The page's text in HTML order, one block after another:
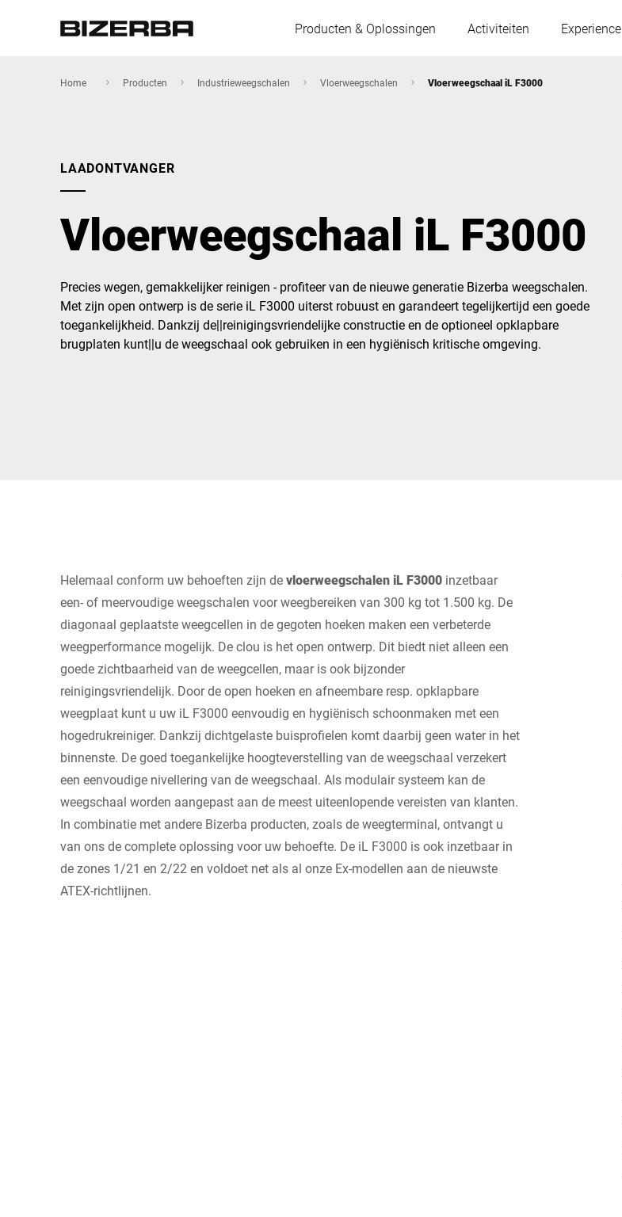
Producten & Oplossingen Activiteiten Experience
Hongarije
Polen
Servië
Amerika
Azië
Australië
Home Producten Industrieweegschalen Vloerweegschalen Vloerweegschaal iL F3000
LAADONTVANGER
Vloerweegschaal iL F3000
Precies wegen, gemakkelijker reinigen - profiteer van de nieuwe generatie Bizerba weegschalen.
Met zijn open ontwerp is de serie iL F3000 uiterst robuust en garandeert tegelijkertijd een goede
toegankelijkheid. Dankzij de||reinigingsvriendelijke constructie en de optioneel opklapbare
brugplaten kunt||u de weegschaal ook gebruiken in een hygiënisch kritische omgeving.
Helemaal conform uw behoeften zijn devloerweegschalen iL F3000 inzetbaar
een- of meervoudige weegschalen voor weegbereiken van 300 kg tot 1.500 kg. De
diagonaal geplaatste weegcellen in de gegoten hoeken maken een verbeterde
weegperformance mogelijk. De clou is het open ontwerp. Dit biedt niet alleen een
goede zichtbaarheid van de weegcellen, maar is ook bijzonder
reinigingsvriendelijk. Door de open hoeken en afneembare resp. opklapbare
weegplaat kunt u uw iL F3000 eenvoudig en hygiënisch schoonmaken met een
hogedrukreiniger. Dankzij dichtgelaste buisprofielen komt daarbij geen water in het
binnenste. De goed toegankelijke hoogteverstelling van de weegschaal verzekert
een eenvoudige nivellering van de weegschaal. Als modulair systeem kan de
weegschaal worden aangepast aan de meest uiteenlopende vereisten van klanten.
In combinatie met andere Bizerba producten, zoals de weegterminal, ontvangt u
van ons de complete oplossing voor uw behoefte. De iL F3000 is ook inzetbaar in
de zones 1/21 en 2/22 en voldoet net als al onze Ex-modellen aan de nieuwste
ATEX-richtlijnen.